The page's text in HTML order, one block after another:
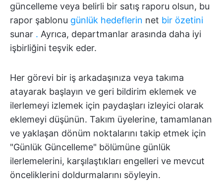
güncelleme veya belirli bir satış raporu olsun, bu
rapor şablonu günlük hedeflerin net bir özetini
sunar . Ayrıca, departmanlar arasında daha iyi
işbirliğini teşvik eder.
Her görevi bir iş arkadaşınıza veya takıma
atayarak başlayın ve geri bildirim eklemek ve
ilerlemeyi izlemek için paydaşları izleyici olarak
eklemeyi düşünün. Takım üyelerine, tamamlanan
ve yaklaşan dönüm noktalarını takip etmek için
"Günlük Güncelleme" bölümüne günlük
ilerlemelerini, karşılaştıkları engelleri ve mevcut
önceliklerini doldurmalarını söyleyin.